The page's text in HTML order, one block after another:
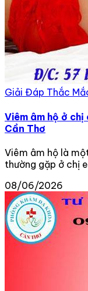
Giải Đáp Thắc
Viêm âm hộ ở
Cần Thơ
Viêm âm hộ là
thường gặp ở chị
08/06/2026